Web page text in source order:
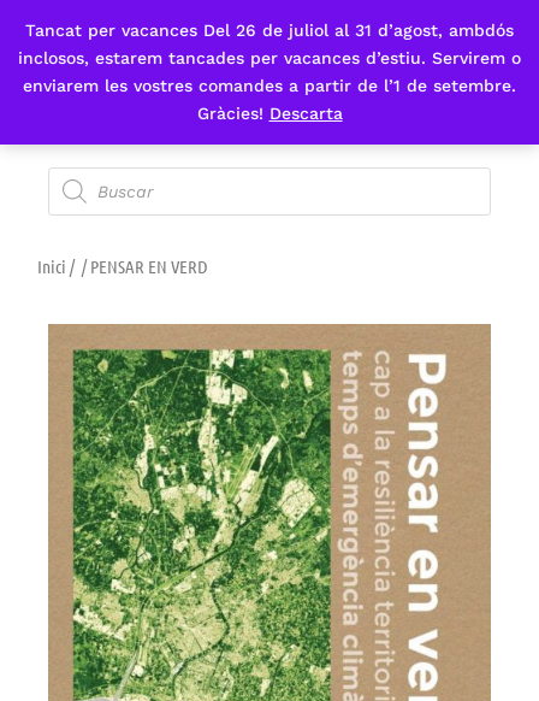
Tancat per vacances Del 26 de juliol al 31 d’agost, ambdós
inclosos, estarem tancades per vacances d’estiu. Servirem o
enviarem les vostres comandes a partir de l’1 de setembre.
Gràcies! Descarta
Fes-te'n sòcia
Inici / / PENSAR EN VERD